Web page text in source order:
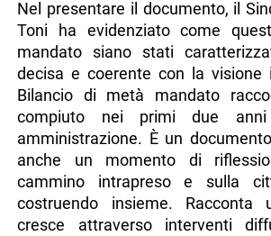
Nel presentare il documento, il
Toni ha evidenziato come
mandato siano stati
decisa e coerente con la visione
Bilancio di metà mandato
compiuto nei primi due
amministrazione. È un
anche un momento di
cammino intrapreso e sulla
costruendo insieme. Racconta
cresce attraverso interventi